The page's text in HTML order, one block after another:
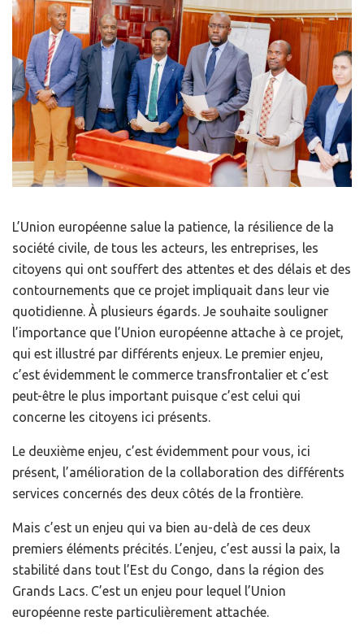
L’Union européenne salue la patience, la résilience de la
société civile, de tous les acteurs, les entreprises, les
citoyens qui ont souffert des attentes et des délais et des
contournements que ce projet impliquait dans leur vie
quotidienne. À plusieurs égards. Je souhaite souligner
l’importance que l’Union européenne attache à ce projet,
qui est illustré par différents enjeux. Le premier enjeu,
c’est évidemment le commerce transfrontalier et c’est
peut-être le plus important puisque c’est celui qui
concerne les citoyens ici présents.
Le deuxième enjeu, c’est évidemment pour vous, ici
présent, l’amélioration de la collaboration des différents
services concernés des deux côtés de la frontière.
Mais c’est un enjeu qui va bien au-delà de ces deux
premiers éléments précités. L’enjeu, c’est aussi la paix, la
stabilité dans tout l’Est du Congo, dans la région des
Grands Lacs. C’est un enjeu pour lequel l’Union
européenne reste particulièrement attachée.